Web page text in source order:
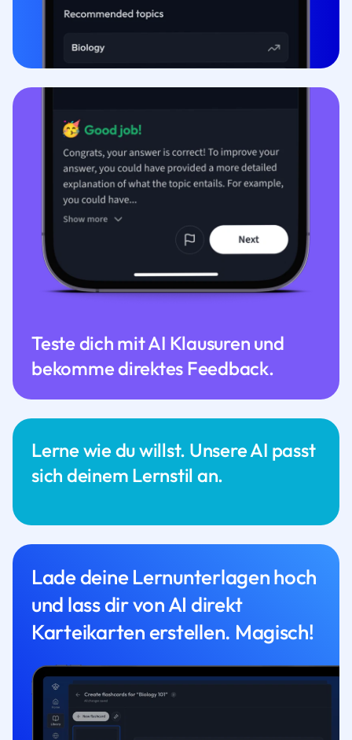
Lerne wie du willst. Unsere AI passt
sich deinem Lernstil an.
Teste dich mit AI Klausuren und
bekomme direktes Feedback.
Lade deine Lernunterlagen hoch
und lass dir von AI direkt
Karteikarten erstellen. Magisch!